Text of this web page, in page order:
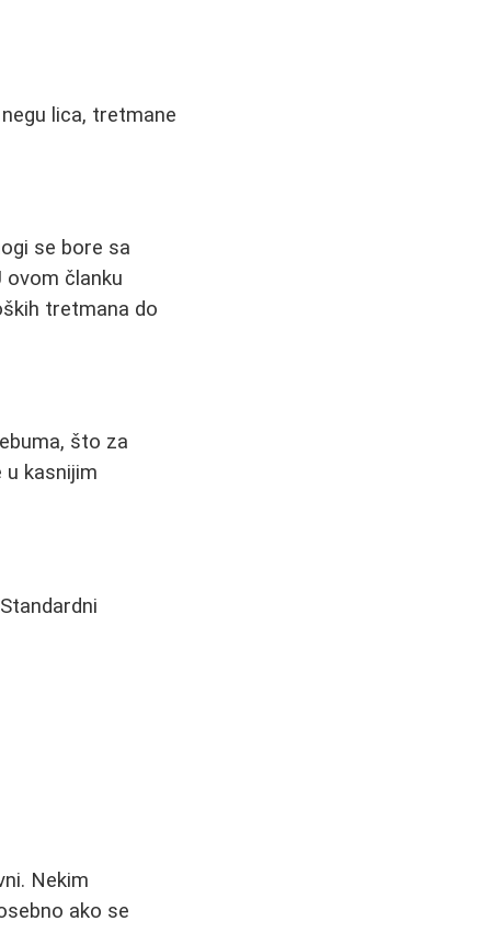
lica, tretmane
se bore sa
članku
tretmana do
što za
u kasnijim
Nekim
ako se